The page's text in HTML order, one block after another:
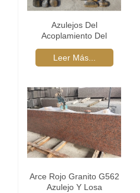
Azulejos Del
Acoplamiento Del
Guijarro Piedra Raya
Guijarro
Leer Más...
Arce Rojo Granito G562
Azulejo Y Losa